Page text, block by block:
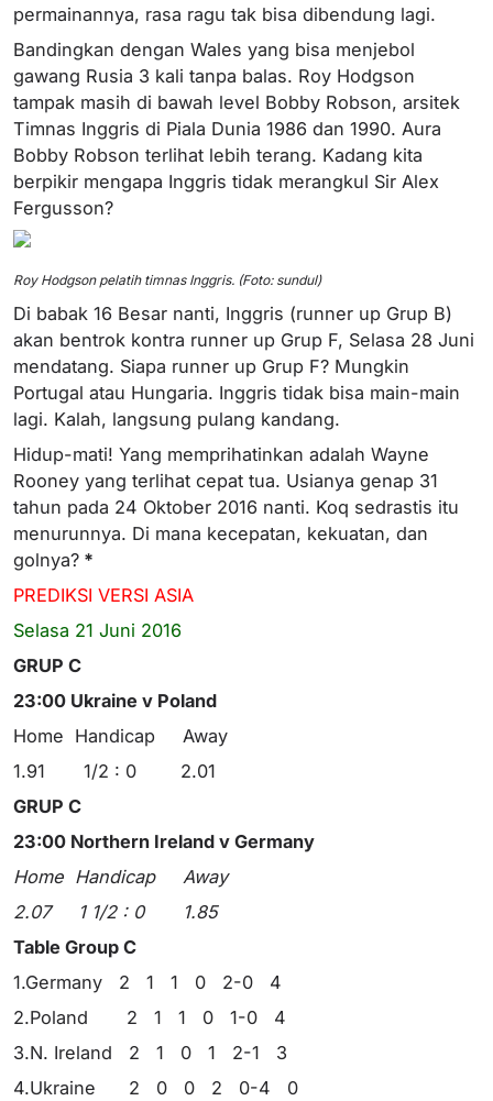
permainannya, rasa ragu tak bisa dibendung lagi.
Bandingkan dengan Wales yang bisa menjebol
gawang Rusia 3 kali tanpa balas. Roy Hodgson
tampak masih di bawah level Bobby Robson, arsitek
Timnas Inggris di Piala Dunia 1986 dan 1990. Aura
Bobby Robson terlihat lebih terang. Kadang kita
berpikir mengapa Inggris tidak merangkul Sir Alex
Fergusson?
Roy Hodgson pelatih timnas Inggris. (Foto: sundul)
Di babak 16 Besar nanti, Inggris (runner up Grup B)
akan bentrok kontra runner up Grup F, Selasa 28 Juni
mendatang. Siapa runner up Grup F? Mungkin
Portugal atau Hungaria. Inggris tidak bisa main-main
lagi. Kalah, langsung pulang kandang.
Hidup-mati! Yang memprihatinkan adalah Wayne
Rooney yang terlihat cepat tua. Usianya genap 31
tahun pada 24 Oktober 2016 nanti. Koq sedrastis itu
menurunnya. Di mana kecepatan, kekuatan, dan
golnya? *
PREDIKSI VERSI ASIA
Selasa 21 Juni 2016
GRUP C
23:00 Ukraine v Poland
Home Handicap Away
1.91 1/2 : 0 2.01
GRUP C
23:00 Northern Ireland v Germany
Home Handicap Away
2.07 1 1/2 : 0 1.85
Table Group C
1.Germany 2 1 1 0 2-0 4
2.Poland 2 1 1 0 1-0 4
3.N. Ireland 2 1 0 1 2-1 3
4.Ukraine 2 0 0 2 0-4 0